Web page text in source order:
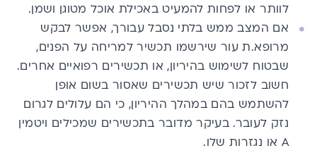
לוותר או לפחות להמעיט באכילת אוכל מטוגן ושמן.
אם המצב ממש בלתי נסבל עבורך, אפשר לבקש
מרופא.ת עור שירשמו תכשיר למריחה על הפנים,
שבטוח לשימוש בהיריון, או תכשירים רפואיים אחרים.
חשוב לזכור שיש תכשירים שאסור בשום אופן
להשתמש בהם במהלך ההיריון, כי הם עלולים לגרום
נזק לעובר. בעיקר מדובר בתכשירים שמכילים ויטמין
A או נגזרות שלו.